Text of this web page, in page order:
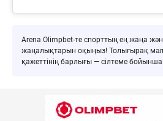
Arena Olimpbet-те спорттың ең жаңа
жаңалықтарын оқыңыз! Толығырақ
қажеттінің барлығы — сілтеме бойынша: